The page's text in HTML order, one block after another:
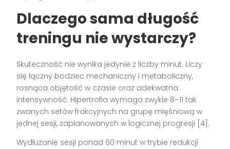
Dlaczego sama długość
treningu nie wystarczy?
Skuteczność nie wynika jedynie z liczby minut. Liczy
się łączny bodziec mechaniczny i metaboliczny,
rosnąca objętość w czasie oraz adekwatna
intensywność. Hipertrofia wymaga zwykle 8–11 tak
zwanych setów frakcyjnych na grupę mięśniową w
jednej sesji, zaplanowanych w logicznej progresji [4].
Wydłużanie sesji ponad 60 minut w trybie redukcji